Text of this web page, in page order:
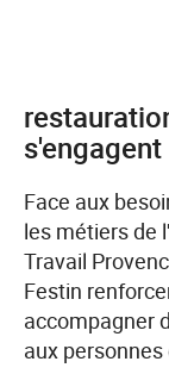
vers
Face aux
les métiers de
Travail
Festin
accompagner
aux